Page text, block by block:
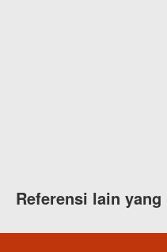
Referensi lain